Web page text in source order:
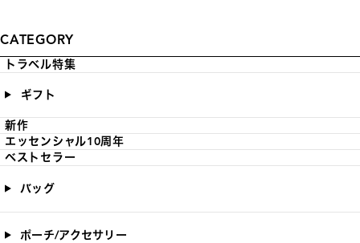
CATEGORY
トラベル特集
ギフト
新作
エッセンシャル10周年
ベストセラー
バッグ
ポーチ/アクセサリー